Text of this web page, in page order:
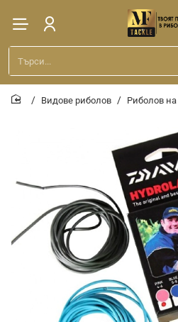
Търси...
Видове риболов Риболов